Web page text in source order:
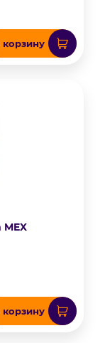
корзину
корзину